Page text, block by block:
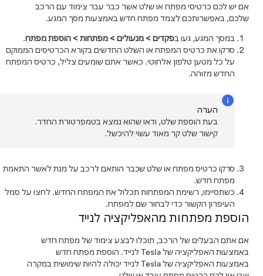
אם יש לכם כרטיסי מפתח או שלט אשר כבר עבר צימוד עם הרכב
שלכם, באפשרותכם לצמד מפתח חדש באמצעות מסך המגע.
במסך המגע, געו בפקדים>מנעולים>מפתחות>הוספת מפתח.
סרקו את כרטיס המפתח או השלט החדשים בקורא הכרטיסים הממוקם
על כל מטען טלפון אלחוטי. כאשר אתם שומעים צליל, כרטיס המפתח
החדש מזוהה.
הערה
בעת הוספת שלט, ודאו שהוא נמצא בטמפרטורת החדר.
קישור שלט קר מאוד עשוי להיכשל.
סרקו כרטיס מפתח או שלט שכבר הותאם לרכב על מנת לאשר התאמת
מפתח חדש.
כשתסיימו, רשימת המפתחות תכלול את המפתח החדש. לחצו על סמל
העיפרון הקשור כדי לבחור שם למפתח.
הוספת מפתחות מהאפליקציה לנייד
אם אתם הבעלים של הרכב, תוכלו לבצע צימוד של מפתח חדש
באמצעות האפליקציה של Tesla לנייד. הוספת מפתח חדש
באמצעות האפליקציה של Tesla לנייד יכולה להיות שימושית במקרה